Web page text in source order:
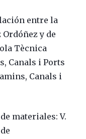
entre la
y de
Tècnica
Canals i Ports
Canals i
materiales: V.